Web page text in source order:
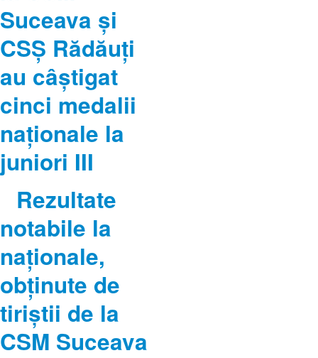
Suceava şi
CSŞ Rădăuţi
au câştigat
cinci medalii
naţionale la
juniori III
Rezultate
notabile la
naţionale,
obţinute de
tiriştii de la
CSM Suceava